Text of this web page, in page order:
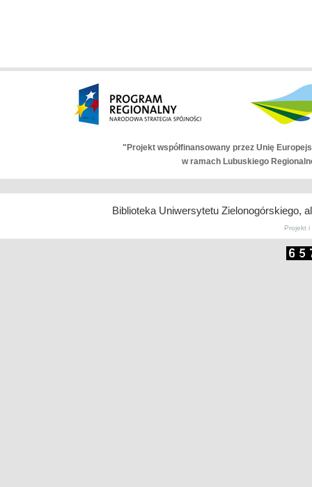
"Projekt współfinansowany przez Unię
w ramach Lubuskiego
Biblioteka Uniwersytetu Zielonogórskiego,
Projekt